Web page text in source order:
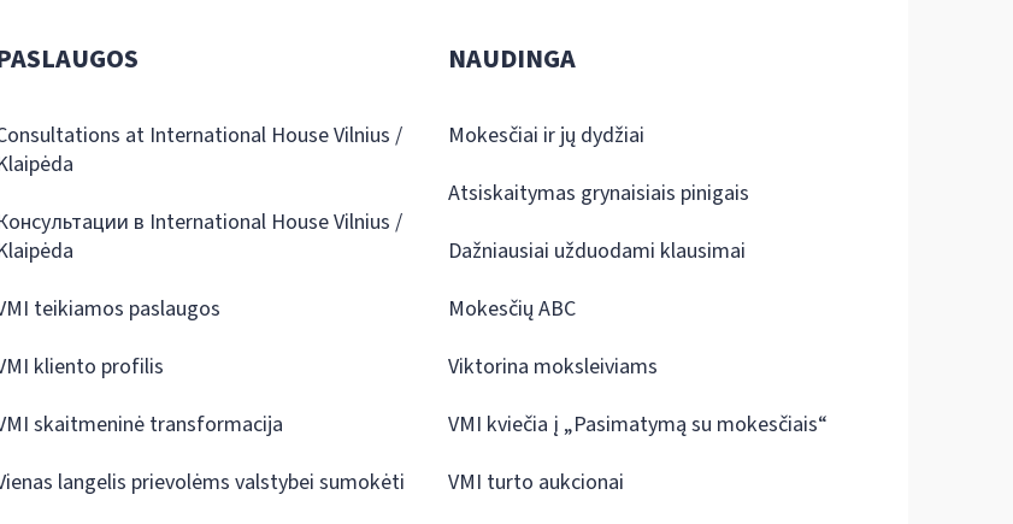
at International House Vilnius /
в International House Vilnius /
teikiamos paslaugos
kliento profilis
skaitmeninė transformacija
langelis prievolėms valstybei sumokėti
NAUDINGA
Mokesčiai ir jų dydžiai
Atsiskaitymas grynaisiais pinigais
Dažniausiai užduodami klausimai
Mokesčių ABC
Viktorina moksleiviams
VMI kviečia į „Pasimatymą su mokesčiais“
VMI turto aukcionai